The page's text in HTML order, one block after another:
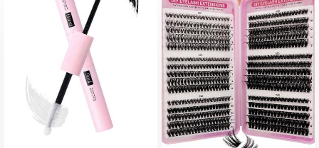
433 Follower
4,90 433 Follower
433 Follower